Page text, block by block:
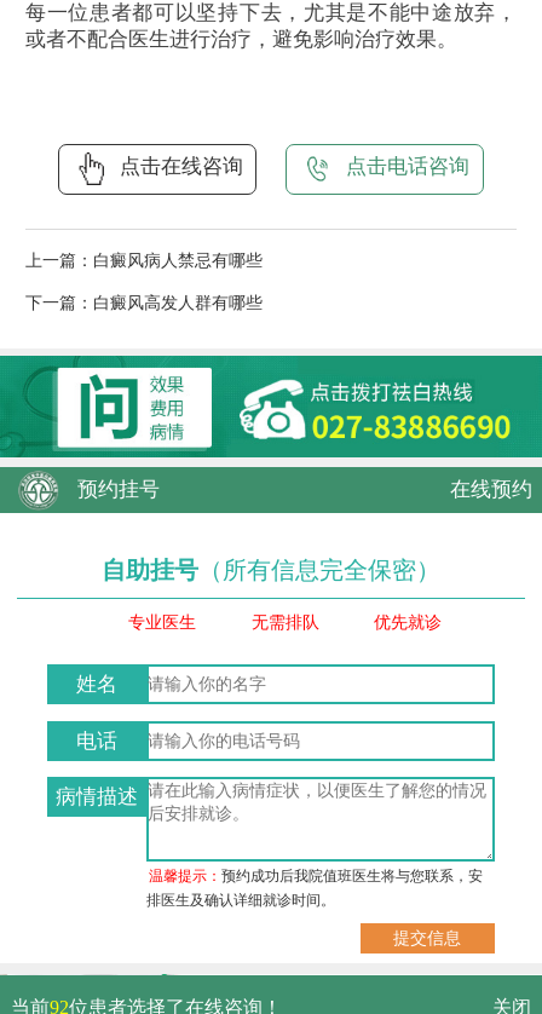
每一位患者都可以坚持下去，尤其是不能中途放弃，
或者不配合医生进行治疗，避免影响治疗效果。
点击在线咨询 点击电话咨询
上一篇： 白癜风病人禁忌有哪些
下一篇： 白癜风高发人群有哪些
预约挂号 在线预约
自助挂号 （所有信息完全保密）
专业医生 无需排队 优先就诊
姓名
电话
病情描述
温馨提示：预约成功后我院值班医生将与您联系，安
排医生及确认详细就诊时间。
武汉市硚口区解放大道479号
当前92位患者选择了在线咨询！ 关闭